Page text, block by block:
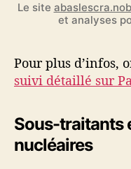
Le site
et analyses
Pour plus d’infos,
suivi détaillé sur
Sous-traitants
nucléaires